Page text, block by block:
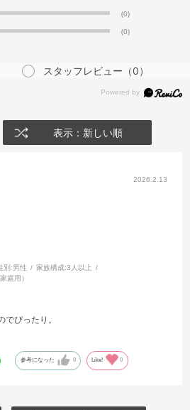
(0)
(0)
スタッフレビュー （0）
表示：新しい順
2026.2.13
別:男性 家族構成:3人以上
庭用）
でぴったり。
参考になった 0 Like! 0